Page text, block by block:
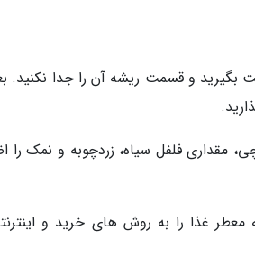
بگیرید و قسمت ریشه آن را جدا نکنید.
مقداری فلفل سیاه، زردچوبه و نمک را
غذا را به روش های خرید و